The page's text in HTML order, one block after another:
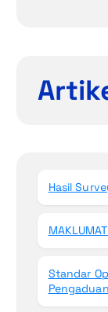
Hasil
Standar